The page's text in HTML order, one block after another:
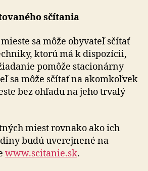
sčítania
sa môže obyvateľ sčítať
ktorú má k dispozícii,
pomôže stacionárny
sa môže sčítať na akomkoľvek
bez ohľadu na jeho trvalý
miest rovnako ako ich
budú uverejnené na
www.scitanie.sk.